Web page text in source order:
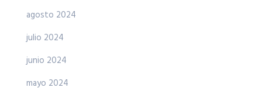
agosto 2024
julio 2024
junio 2024
mayo 2024